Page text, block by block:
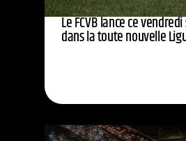
Le FCVB lance ce
dans la toute nouvelle